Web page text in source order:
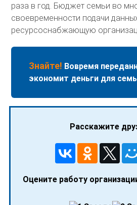
раза в год. Бюджет семьи во
своевременности подачи
ресурсоснабжающую
Знайте! Вовремя
экономит деньги для
Расскажите
Оцените работу